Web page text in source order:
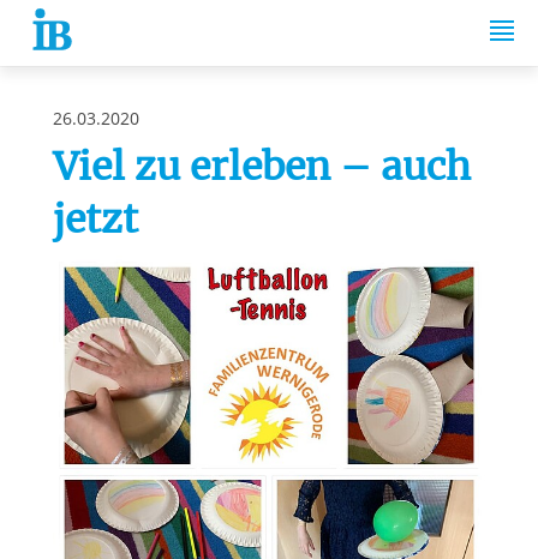
Springe zum Inhalt
26.03.2020
Viel zu erleben – auch
jetzt